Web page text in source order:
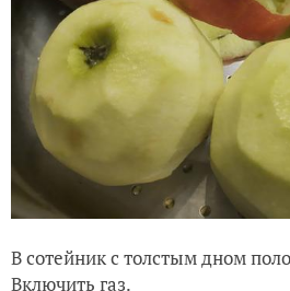
В сотейник с толстым дном
Включить газ.